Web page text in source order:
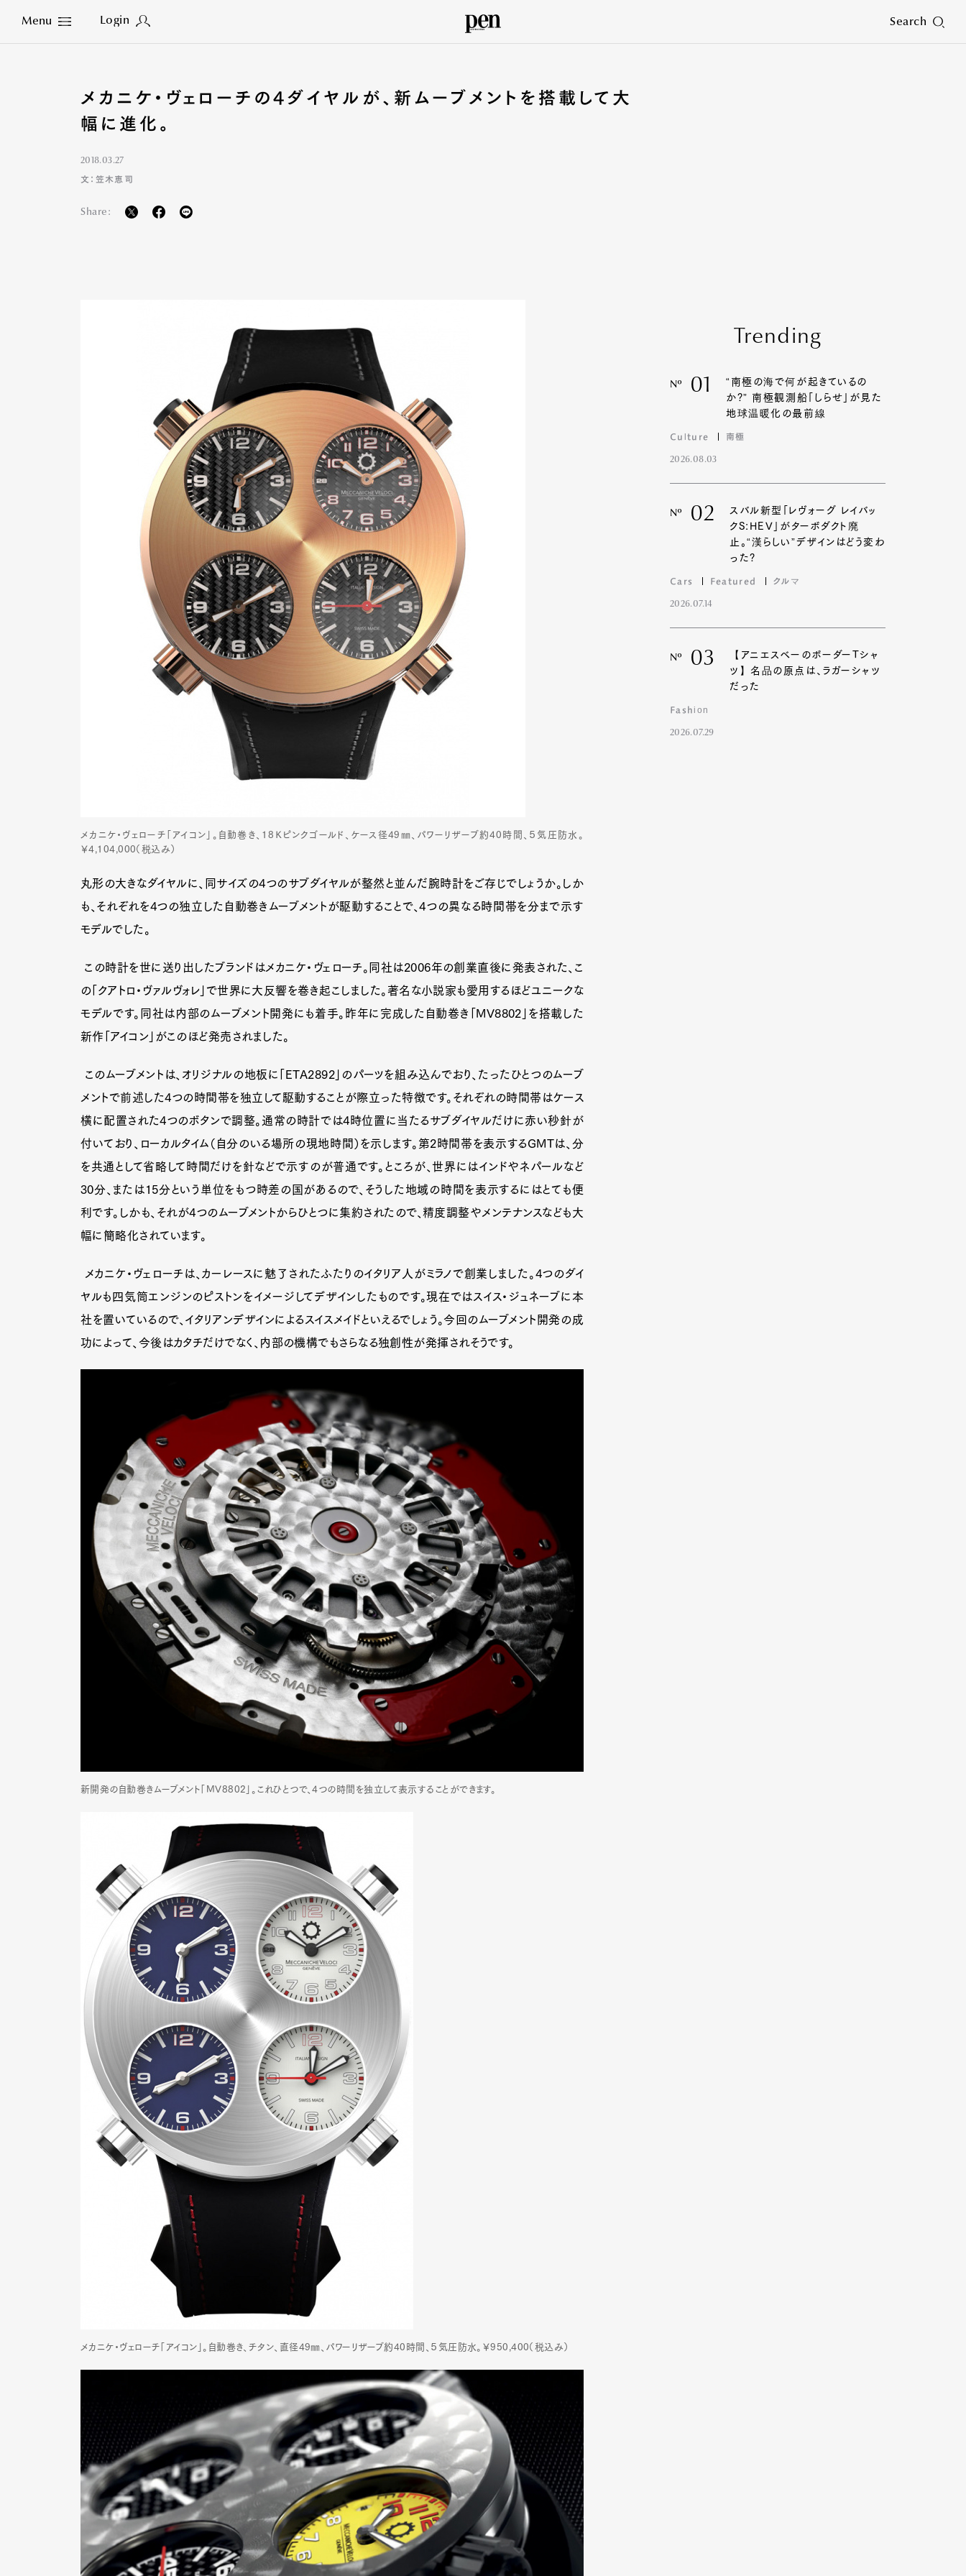
Menu Login Search
Close
Art&Design Watch
Fashion
Gourmet
Cars Product
Culture
Lifestyle
Pen Membership Magazine Official Columnist
Pen international
メカニケ・ヴェローチの4ダイヤルが、新ムーブメントを搭載して大
幅に進化。
2018.03.27
文：笠木恵司
Share:
メカニケ・ヴェローチ「アイコン」。自動巻き、18Ｋピンクゴールド、ケース径49㎜、パワーリザーブ約40時間、５気圧防水。
￥4,104,000（税込み）
丸形の大きなダイヤルに、同サイズの4つのサブダイヤルが整然と並んだ腕時計をご存じでしょうか。しか
も、それぞれを4つの独立した自動巻きムーブメントが駆動することで、4つの異なる時間帯を分まで示す
モデルでした。
この時計を世に送り出したブランドはメカニケ・ヴェローチ。同社は2006年の創業直後に発表された、こ
の「クアトロ・ヴァルヴォレ」で世界に大反響を巻き起こしました。著名な小説家も愛用するほどユニークな
モデルです。同社は内部のムーブメント開発にも着手。昨年に完成した自動巻き「MV8802」を搭載した
新作「アイコン」がこのほど発売されました。
このムーブメントは、オリジナルの地板に「ETA2892」のパーツを組み込んでおり、たったひとつのムーブ
メントで前述した4つの時間帯を独立して駆動することが際立った特徴です。それぞれの時間帯はケース
横に配置された4つのボタンで調整。通常の時計では4時位置に当たるサブダイヤルだけに赤い秒針が
付いており、ローカルタイム（自分のいる場所の現地時間）を示します。第2時間帯を表示するGMTは、分
を共通として省略して時間だけを針などで示すのが普通です。ところが、世界にはインドやネパールなど
30分、または15分という単位をもつ時差の国があるので、そうした地域の時間を表示するにはとても便
利です。しかも、それが4つのムーブメントからひとつに集約されたので、精度調整やメンテナンスなども大
幅に簡略化されています。
メカニケ・ヴェローチは、カーレースに魅了されたふたりのイタリア人がミラノで創業しました。4つのダイ
ヤルも四気筒エンジンのピストンをイメージしてデザインしたものです。現在ではスイス・ジュネーブに本
社を置いているので、イタリアンデザインによるスイスメイドといえるでしょう。今回のムーブメント開発の成
功によって、今後はカタチだけでなく、内部の機構でもさらなる独創性が発揮されそうです。
新開発の自動巻きムーブメント「MV8802」。これひとつで、4つの時間を独立して表示することができます。
メカニケ・ヴェローチ「アイコン」。自動巻き、チタン、直径49㎜、パワーリザーブ約40時間、５気圧防水。￥950,400（税込み）
Trending
Nº 01
“南極の海で何が起きているの
か?” 南極観測船「しらせ」が見た
地球温暖化の最前線
Culture 南極
2026.08.03
Nº 02
スバル新型「レヴォーグ レイバッ
クS:HEV」がターボダクト廃
止。“漢らしい”デザインはどう変わ
った?
Cars Featured クルマ
2026.07.14
Nº 03
【アニエスベーのボーダーTシャ
ツ】名品の原点は、ラガーシャツ
だった
Fashion
2026.07.29